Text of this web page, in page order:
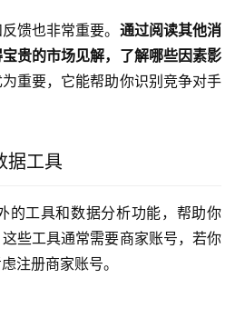
馈也非常重要。 通过阅读其他消
贵的市场见解，了解哪些因素影
重要，它能帮助你识别竞争对手
据工具
的工具和数据分析功能，帮助你
些工具通常需要商家账号，若你
注册商家账号。